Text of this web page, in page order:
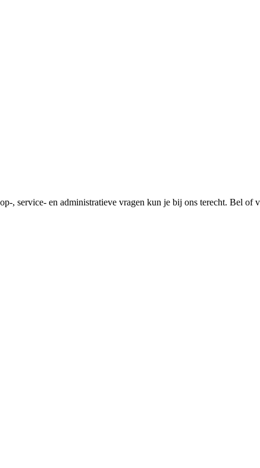
, service- en administratieve vragen kun je bij ons terecht. Bel of